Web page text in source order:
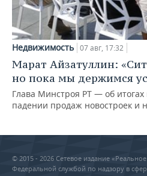
Недвижимость 07 авг, 17:32
Марат Айзатуллин:
но пока мы держимся
Глава Минстроя РТ — об итогах
падении продаж новостроек и
© 2015 - 2026 Сетевое издание
Федеральной службой по надзору в